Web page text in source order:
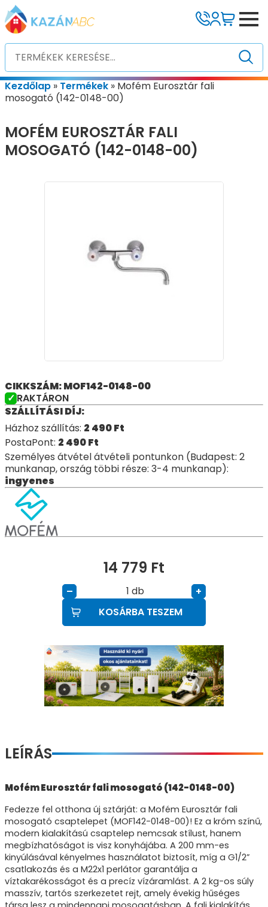
Kezdőlap » Termékek » Mofém Eurosztár fali
mosogató (142-0148-00)
MOFÉM EUROSZTÁR FALI
MOSOGATÓ (142-0148-00)
CIKKSZÁM: MOF142-0148-00
RAKTÁRON
SZÁLLÍTÁSI DÍJ:
Házhoz szállítás: 2 490Ft
PostaPont: 2 490Ft
Személyes átvétel átvételi pontunkon (Budapest: 2
munkanap, ország többi része: 3-4 munkanap):
ingyenes
14 779 Ft
– db
+
KOSÁRBA TESZEM
LEÍRÁS
Mofém Eurosztár fali mosogató (142-0148-00)
Fedezze fel otthona új sztárját: a Mofém Eurosztár fali
mosogató csaptelepet (MOF142-0148-00)! Ez a króm színű,
modern kialakítású csaptelep nemcsak stílust, hanem
megbízhatóságot is visz konyhájába. A 200 mm-es
kinyúlásával kényelmes használatot biztosít, míg a G1/2”
csatlakozás és a M22x1 perlátor garantálja a
víztakarékosságot és a precíz vízáramlást. A 2 kg-os súly
masszív, tartós szerkezetet rejt, amely évekig hűséges